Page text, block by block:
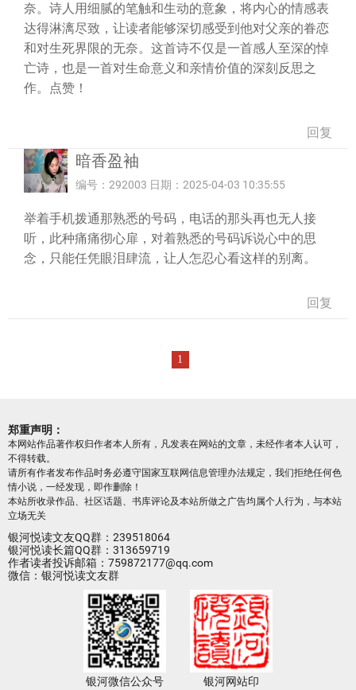
奈。诗人用细腻的笔触和生动的意象，将内心的情感表
达得淋漓尽致，让读者能够深切感受到他对父亲的眷恋
和对生死界限的无奈。这首诗不仅是一首感人至深的悼
亡诗，也是一首对生命意义和亲情价值的深刻反思之
作。点赞！
回复
暗香盈袖
编号：292003 日期：2025-04-03 10:35:55
举着手机拨通那熟悉的号码，电话的那头再也无人接
听，此种痛痛彻心扉，对着熟悉的号码诉说心中的思
念，只能任凭眼泪肆流，让人怎忍心看这样的别离。
回复
1
郑重声明：
本网站作品著作权归作者本人所有，凡发表在网站的文章，未经作者本人认可，
不得转载。
请所有作者发布作品时务必遵守国家互联网信息管理办法规定，我们拒绝任何色
情小说，一经发现，即作删除！
本站所收录作品、社区话题、书库评论及本站所做之广告均属个人行为，与本站
立场无关
银河悦读文友QQ群：239518064
银河悦读长篇QQ群：313659719
作者读者投诉邮箱：759872177@qq.com
微信：银河悦读文友群
银河微信公众号 银河网站印